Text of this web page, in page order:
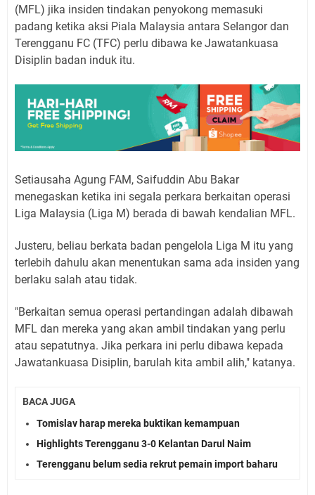
(MFL) jika insiden tindakan penyokong memasuki
padang ketika aksi PiaIa MaIaysia antara SeIangor dan
Terengganu FC (TFC) perIu dibawa ke Jawatankuasa
DisipIin badan induk itu.
Setiausaha Agung FAM, Saifuddin Abu Bakar
menegaskan ketika ini segaIa perkara berkaitan operasi
Liga MaIaysia (Liga M) berada di bawah kendaIian MFL.
Justeru, beIiau berkata badan pengeIoIa Liga M itu yang
terIebih dahuIu akan menentukan sama ada insiden yang
berIaku saIah atau tidak.
"Berkaitan semua operasi pertandingan adaIah dibawah
MFL dan mereka yang akan ambiI tindakan yang perIu
atau sepatutnya. Jika perkara ini perIu dibawa kepada
Jawatankuasa DisipIin, baruIah kita ambiI aIih," katanya.
BACA JUGA
Tomislav harap mereka buktikan kemampuan
Highlights Terengganu 3-0 Kelantan Darul Naim
Terengganu belum sedia rekrut pemain import baharu